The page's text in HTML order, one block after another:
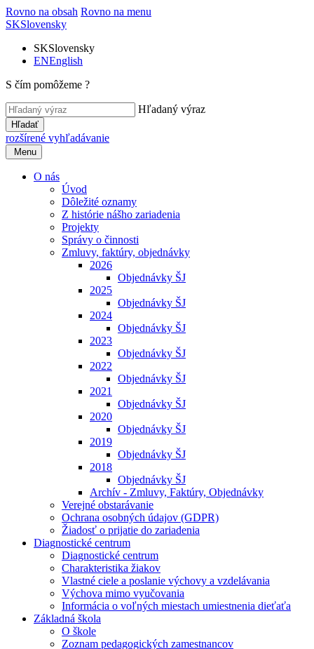
Rovno na obsah Rovno na menu
SKSlovensky
SKSlovensky
ENEnglish
S čím pomôžeme ?
Hľadaný výraz
Hľadať
rozšírené vyhľadávanie
Menu
O nás
Úvod
Dôležité oznamy
Z histórie nášho zariadenia
Projekty
Správy o činnosti
Zmluvy, faktúry, objednávky
2026
Objednávky ŠJ
2025
Objednávky ŠJ
2024
Objednávky ŠJ
2023
Objednávky ŠJ
2022
Objednávky ŠJ
2021
Objednávky ŠJ
2020
Objednávky ŠJ
2019
Objednávky ŠJ
2018
Objednávky ŠJ
Archív - Zmluvy, Faktúry, Objednávky
Verejné obstarávanie
Ochrana osobných údajov (GDPR)
Žiadosť o prijatie do zariadenia
Diagnostické centrum
Diagnostické centrum
Charakteristika žiakov
Vlastné ciele a poslanie výchovy a vzdelávania
Výchova mimo vyučovania
Informácia o voľných miestach umiestnenia dieťaťa
Základná škola
O škole
Zoznam pedagogických zamestnancov